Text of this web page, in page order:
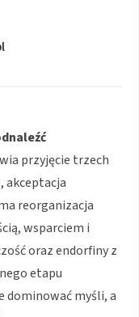
przyjęcie trzech
akceptacja
reorganizacja
wsparciem i
oraz endorfiny z
etapu
dominować myśli, a